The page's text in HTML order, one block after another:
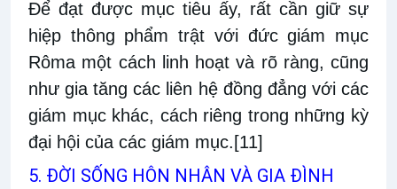
Để đạt được mục tiêu ấy, rất cần giữ sự
hiệp thông phẩm trật với đức giám mục
Rôma một cách linh hoạt và rõ ràng, cũng
như gia tăng các liên hệ đồng đẳng với các
giám mục khác, cách riêng trong những kỳ
đại hội của các giám mục. [11]
5. ĐỜI SỐNG HÔN NHÂN VÀ GIA ĐÌNH